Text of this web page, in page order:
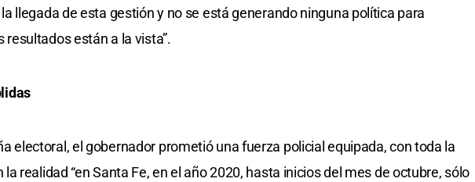
llegada de esta gestión y no se está generando ninguna política para
resultados están a la vista”.
electoral, el gobernador prometió una fuerza policial equipada, con toda la
realidad “en Santa Fe, en el año 2020, hasta inicios del mes de octubre, sólo